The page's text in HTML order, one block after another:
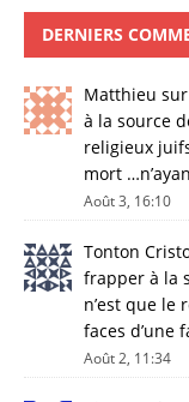
DERNIERS
Matthieu sur
à la source
religieux
mort
Août 3, 16:10
Tonton
frapper à la
n’est que le
faces d’une
Août 2, 11:34